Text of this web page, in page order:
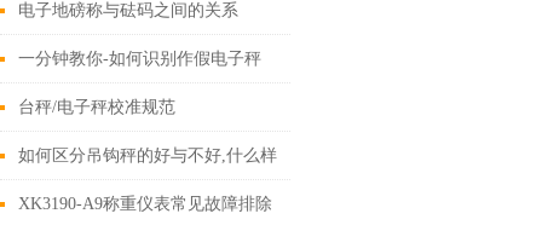
电子地磅称与砝码之间的关系
一分钟教你-如何识别作假电子秤
台秤/电子秤校准规范
如何区分吊钩秤的好与不好,什么样
的价位Z合算？
XK3190-A9称重仪表常见故障排除